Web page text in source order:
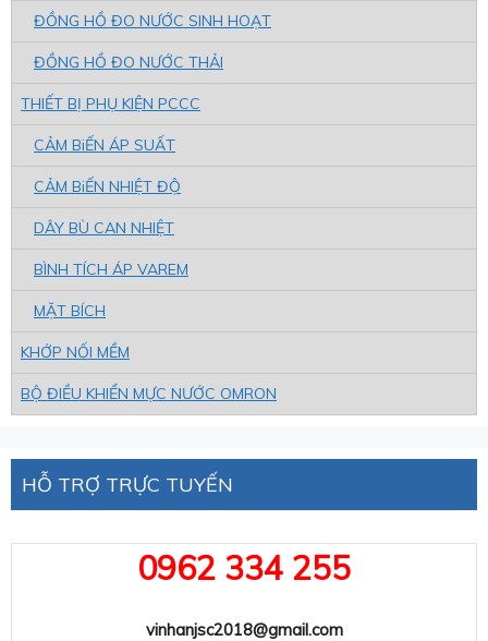
ĐỒNG HỒ ĐO NƯỚC SINH HOẠT
ĐỒNG HỒ ĐO NƯỚC THẢI
THIẾT BỊ PHỤ KIỆN PCCC
CẢM BiẾN ÁP SUẤT
CẢM BiẾN NHIỆT ĐỘ
DÂY BÙ CAN NHIỆT
BÌNH TÍCH ÁP VAREM
MẶT BÍCH
KHỚP NỐI MỀM
BỘ ĐIỀU KHIỂN MỰC NƯỚC OMRON
HỖ TRỢ TRỰC TUYẾN
0962 334 255
vinhanjsc2018@gmail.com